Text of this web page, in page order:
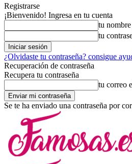
Registrarse
¡Bienvenido! Ingresa en tu cuenta
tu
tu
¿Olvidaste tu contraseña? consigue
Recuperación de contraseña
Recupera tu contraseña
tu correo
Se te ha enviado una contraseña por